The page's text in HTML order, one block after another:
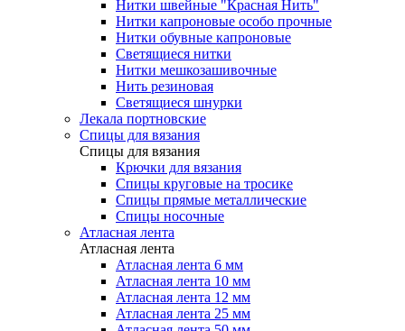
Нитки швейные "Красная Нить"
Нитки капроновые особо прочные
Нитки обувные капроновые
Светящиеся нитки
Нитки мешкозашивочные
Нить резиновая
Светящиеся шнурки
Лекала портновские
Спицы для вязания
Спицы для вязания
Крючки для вязания
Спицы круговые на тросике
Спицы прямые металлические
Спицы носочные
Атласная лента
Атласная лента
Атласная лента 6 мм
Атласная лента 10 мм
Атласная лента 12 мм
Атласная лента 25 мм